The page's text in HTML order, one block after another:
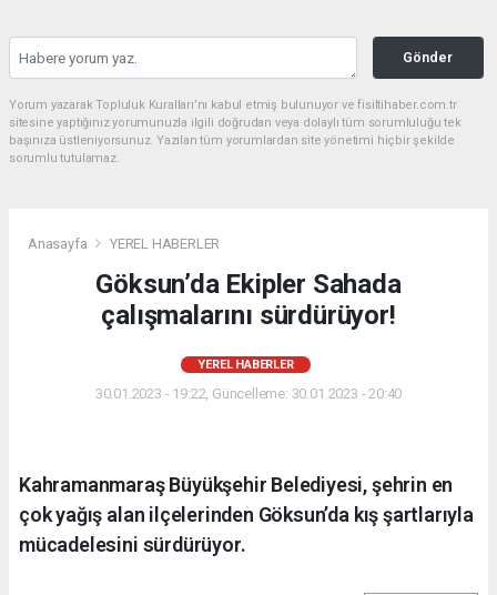
Gönder
Yorum yazarak Topluluk Kuralları’nı kabul etmiş bulunuyor ve fisiltihaber.com.tr
sitesine yaptığınız yorumunuzla ilgili doğrudan veya dolaylı tüm sorumluluğu tek
başınıza üstleniyorsunuz. Yazılan tüm yorumlardan site yönetimi hiçbir şekilde
sorumlu tutulamaz.
Anasayfa YEREL HABERLER
Göksun’da Ekipler Sahada
çalışmalarını sürdürüyor!
YEREL HABERLER
30.01.2023 - 19:22, Güncelleme: 30.01.2023 - 20:40
Kahramanmaraş Büyükşehir Belediyesi, şehrin en
çok yağış alan ilçelerinden Göksun’da kış şartlarıyla
mücadelesini sürdürüyor.